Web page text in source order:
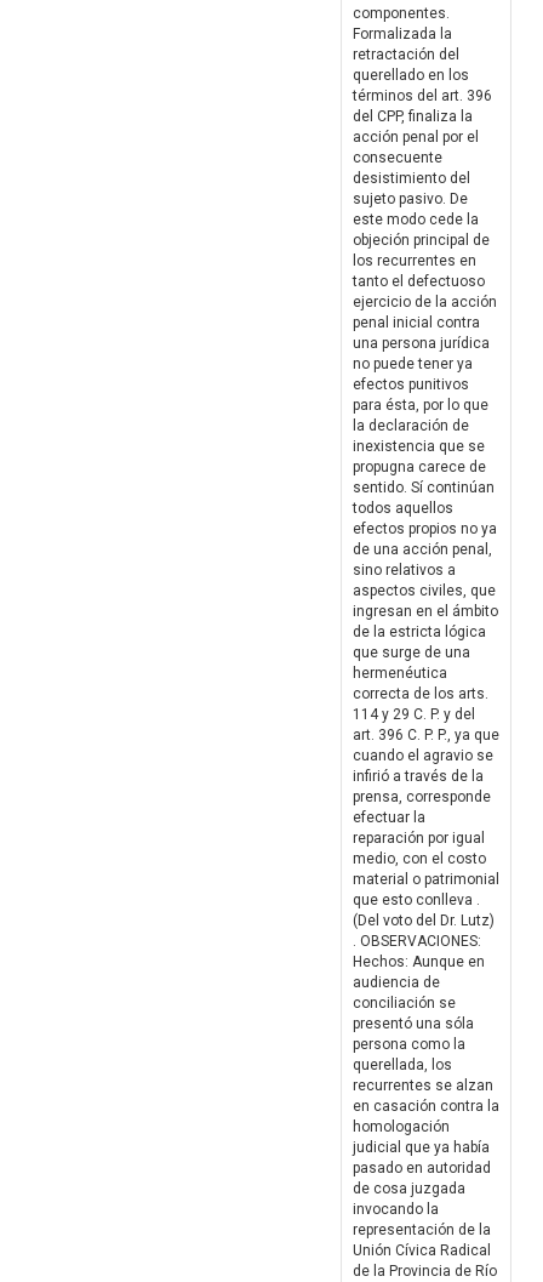
componentes.
Formalizada la
retractación del
querellado en los
términos del art. 396
del CPP, finaliza la
acción penal por el
consecuente
desistimiento del
sujeto pasivo. De
este modo cede la
objeción principal de
los recurrentes en
tanto el defectuoso
ejercicio de la acción
penal inicial contra
una persona jurídica
no puede tener ya
efectos punitivos
para ésta, por lo que
la declaración de
inexistencia que se
propugna carece de
sentido. Sí continúan
todos aquellos
efectos propios no ya
de una acción penal,
sino relativos a
aspectos civiles, que
ingresan en el ámbito
de la estricta lógica
que surge de una
hermenéutica
correcta de los arts.
114 y 29 C. P. y del
art. 396 C. P. P., ya que
cuando el agravio se
infirió a través de la
prensa, corresponde
efectuar la
reparación por igual
medio, con el costo
material o patrimonial
que esto conlleva .
(Del voto del Dr. Lutz)
. OBSERVACIONES:
Hechos: Aunque en
audiencia de
conciliación se
presentó una sóla
persona como la
querellada, los
recurrentes se alzan
en casación contra la
homologación
judicial que ya había
pasado en autoridad
de cosa juzgada
invocando la
representación de la
Unión Cívica Radical
de la Provincia de Río